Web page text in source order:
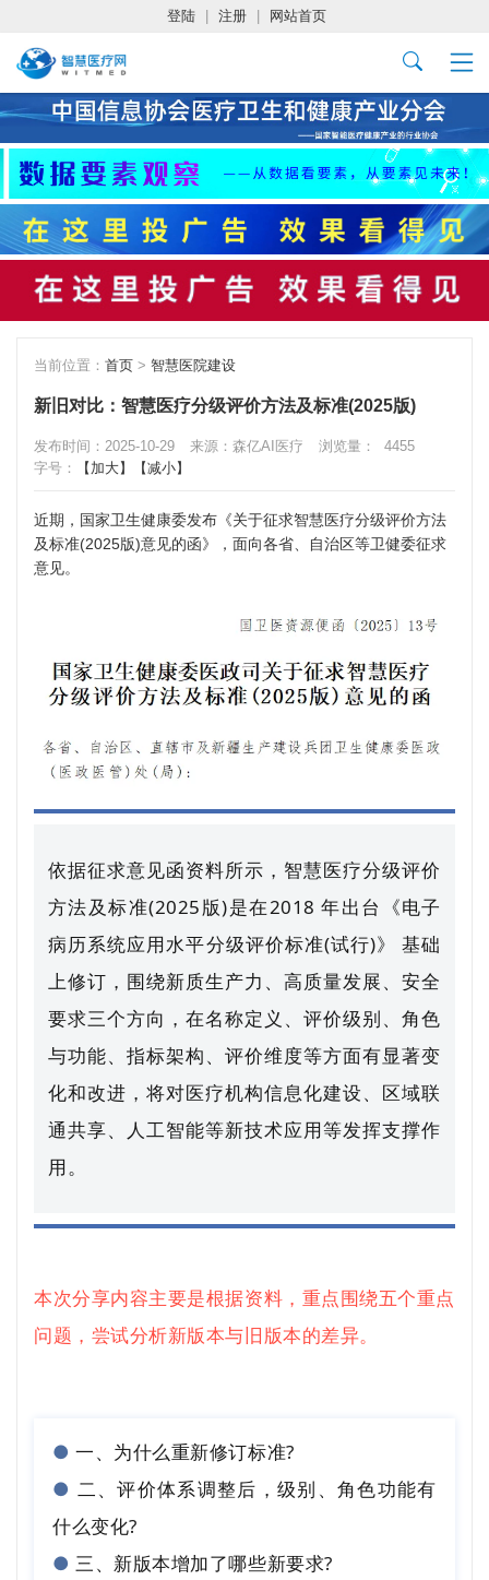
登陆 注册 网站首页
当前位置： 首页 > 智慧医院建设
新旧对比：智慧医疗分级评价方法及标准(2025版)
发布时间：2025-10-29 来源：森亿AI医疗 浏览量：
4455
字号：
【加大】 【减小】
近期，国家卫生健康委发布《关于征求智慧医疗分级评价方法
及标准(2025版)意见的函》，面向各省、自治区等卫健委征求
意见。
依据征求意见函资料所示，智慧医疗分级评价
方法及标准(2025版)是在2018 年出台《电子
病历系统应用水平分级评价标准(试行)》 基础
上修订，围绕新质生产力、高质量发展、安全
要求三个方向，在名称定义、评价级别、角色
与功能、指标架构、评价维度等方面有显著变
化和改进，将对医疗机构信息化建设、区域联
通共享、人工智能等新技术应用等发挥支撑作
用。
本次分享内容主要是根据资料，重点围绕五个重点
问题，尝试分析新版本与旧版本的差异。
●一、为什么重新修订标准?
● 二、评价体系调整后，级别、角色功能有
什么变化?
●三、新版本增加了哪些新要求?